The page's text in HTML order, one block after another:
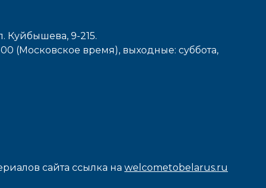
Куйбышева, 9-215.
(Московское время), выходные: cуббота,
сайта ссылка на welcometobelarus.ru